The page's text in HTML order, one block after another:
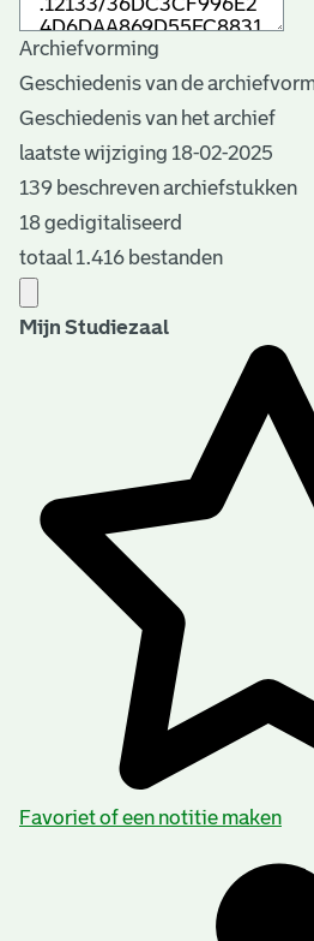
Archiefvorming
Geschiedenis van de
Geschiedenis van het archief
laatste wijziging 18-02-2025
139 beschreven archiefstukken
18 gedigitaliseerd
totaal 1.416 bestanden
Mijn Studiezaal
Favoriet of een notitie maken